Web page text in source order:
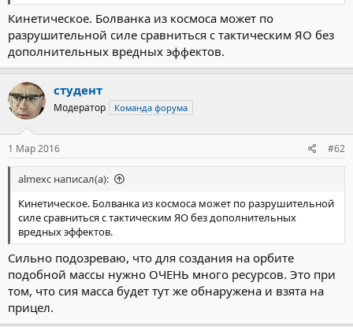
Кинетическое. Болванка из космоса может по
разрушительной силе сравниться с тактическим ЯО без
дополнительных вредных эффектов.
студент
Модератор Команда форума
1 Мар 2016 #62
almexc написал(а):
Кинетическое. Болванка из космоса может по разрушительной
силе сравниться с тактическим ЯО без дополнительных
вредных эффектов.
Сильно подозреваю, что для создания на орбите
подобной массы нужно ОЧЕНЬ много ресурсов. Это при
том, что сия масса будет тут же обнаружена и взята на
прицел.